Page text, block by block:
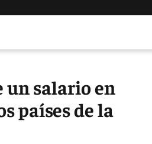
un salario en
países de la